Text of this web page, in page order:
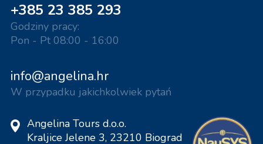
+385 23 385 293
Godziny pracy:
Pon - Pt 08:00 - 16:00
info@angelina.hr
W przypadku jakichkolwiek pytań
Angelina Tours d.o.o.
Kraljice Jelene 3, 23210 Biograd